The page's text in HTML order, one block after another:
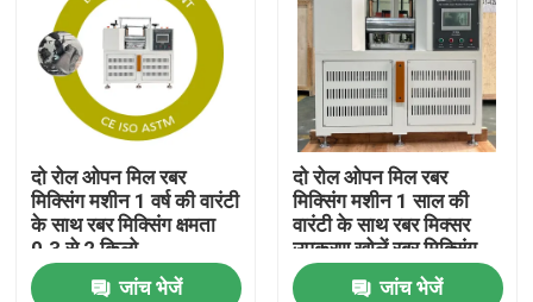
वी.आर. शो
हमारे बारे में
कारखाना भ्रमण
गुणवत्ता नियंत्रण
दो रोल ओपन मिल रबर
मिक्सिंग मशीन 1 वर्ष की वारंटी
के साथ रबर मिक्सिंग क्षमता
0.3 से 2 किलो
जांच भेजें
दो रोल ओपन मिल रबर
मिक्सिंग मशीन 1 साल की
वारंटी के साथ रबर मिक्सर
उपकरण खोलें रबर मिक्सिंग
क्षमता 0.3 से 2 किलो
जांच भेजें